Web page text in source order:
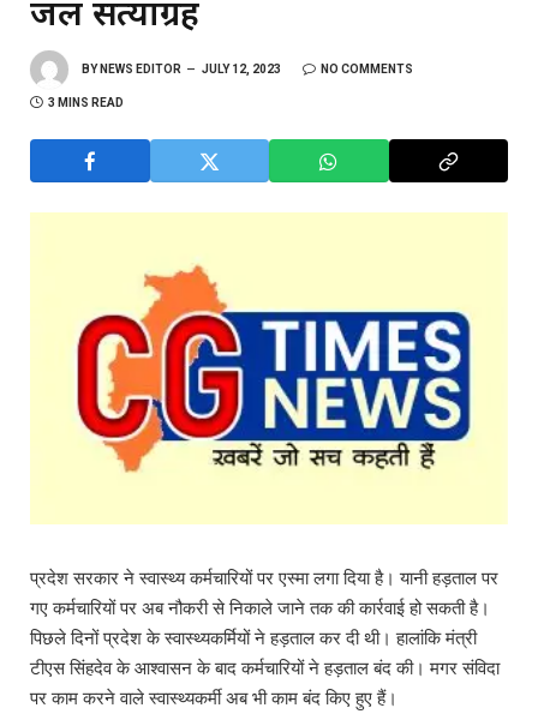
जल सत्याग्रह
BY NEWS EDITOR JULY 12, 2023 NO COMMENTS
3 MINS READ
प्रदेश सरकार ने स्वास्थ्य कर्मचारियों पर एस्मा लगा दिया है। यानी हड़ताल पर
गए कर्मचारियों पर अब नौकरी से निकाले जाने तक की कार्रवाई हो सकती है।
पिछले दिनों प्रदेश के स्वास्थ्यकर्मियों ने हड़ताल कर दी थी। हालांकि मंत्री
टीएस सिंहदेव के आश्वासन के बाद कर्मचारियों ने हड़ताल बंद की। मगर संविदा
पर काम करने वाले स्वास्थ्यकर्मी अब भी काम बंद किए हुए हैं।